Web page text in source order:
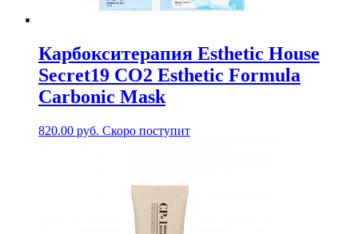
Карбокситерапия Esthetic House
Secret19 CO2 Esthetic Formula
Carbonic Mask
820.00 руб. Скоро поступит